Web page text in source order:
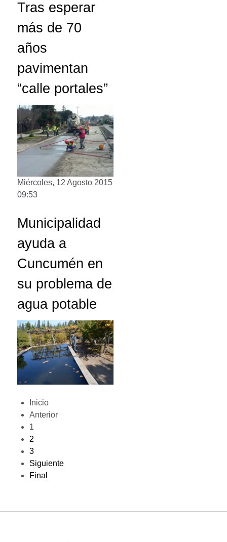
Tras esperar
más de 70
años
pavimentan
“calle portales”
Miércoles, 12 Agosto 2015
09:53
Municipalidad
ayuda a
Cuncumén en
su problema de
agua potable
Inicio
Anterior
1
2
3
Siguiente
Final